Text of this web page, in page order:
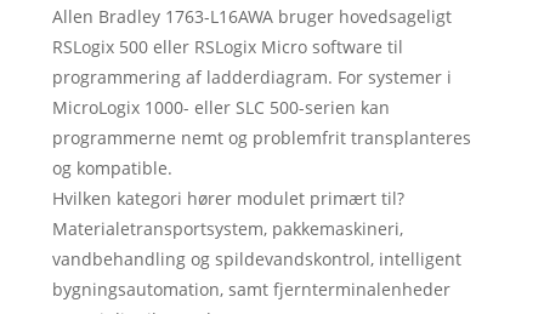
Allen Bradley 1763-L16AWA bruger hovedsageligt
RSLogix 500 eller RSLogix Micro software til
programmering af ladderdiagram. For systemer i
MicroLogix 1000- eller SLC 500-serien kan
programmerne nemt og problemfrit transplanteres
og kompatible.
Hvilken kategori hører modulet primært til?
Materialetransportsystem, pakkemaskineri,
vandbehandling og spildevandskontrol, intelligent
bygningsautomation, samt fjernterminalenheder